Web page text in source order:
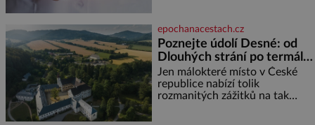
jméno kolegy z práce. Nebo
marně v paměti lovíte název
knížky, kterou jste nedávno
přečetli. Je to opravdu tak, s
věkem jako kdyby se paměť
rozhodla stávkovat. Cvičte
epochanacestach.cz
Poznejte údolí Desné: od
Dlouhých strání po termální
prameny
Jen málokteré místo v České
republice nabízí tolik
rozmanitých zážitků na tak